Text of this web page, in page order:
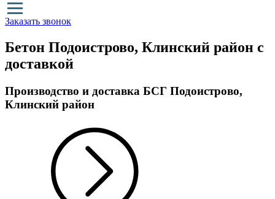
Заказать звонок
Бетон Подоистрово, Клинский район с
доставкой
Производство и доставка БСГ Подоистрово,
Клинский район